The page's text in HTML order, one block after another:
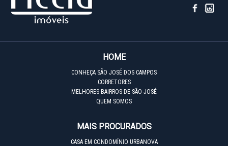
HOME
CONHEÇA SÃO JOSÉ DOS CAMPOS
CORRETORES
MELHORES BAIRROS DE SÃO JOSÉ
QUEM SOMOS
MAIS PROCURADOS
CASA EM CONDOMÍNIO URBANOVA